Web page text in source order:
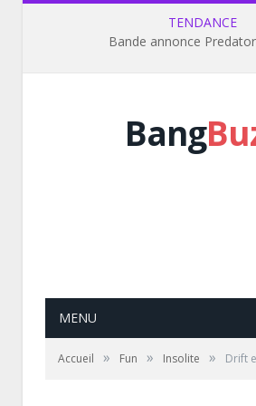
TENDANCE
Bande annonce
Bang
MENU
Accueil » Fun » Insolite » Drift